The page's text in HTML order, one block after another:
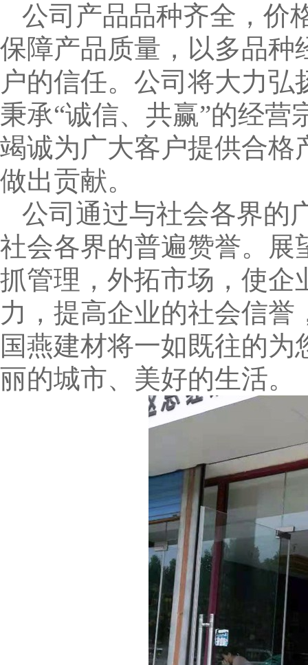
公司产品品种齐全，价
保障产品质量，以多品种
户的信任。公司将大力
秉承“诚信、共赢”的经营
竭诚为广大客户提供合格
做出贡献。
公司通过与社会各界的
社会各界的普遍赞誉。展
抓管理，外拓市场，使企
力，提高企业的社会信
国燕建材将一如既往的
丽的城市、美好的生活。